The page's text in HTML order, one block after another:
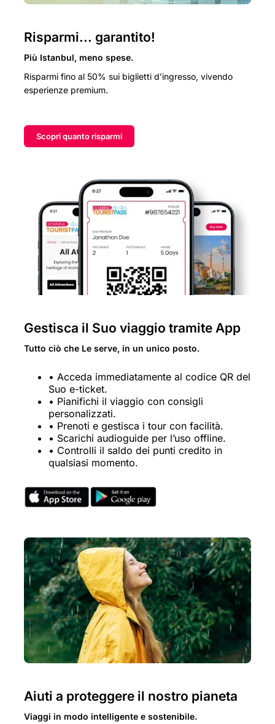
Risparmi... garantito!
Più Istanbul, meno spese.
Risparmi fino al 50% sui biglietti d’ingresso, vivendo
esperienze premium.
Scopri quanto risparmi
Gestisca il Suo viaggio tramite App
Tutto ciò che Le serve, in un unico posto.
• Acceda immediatamente al codice QR del
Suo e-ticket.
• Pianifichi il viaggio con consigli
personalizzati.
• Prenoti e gestisca i tour con facilità.
• Scarichi audioguide per l’uso offline.
• Controlli il saldo dei punti credito in
qualsiasi momento.
Aiuti a proteggere il nostro pianeta
Viaggi in modo intelligente e sostenibile.